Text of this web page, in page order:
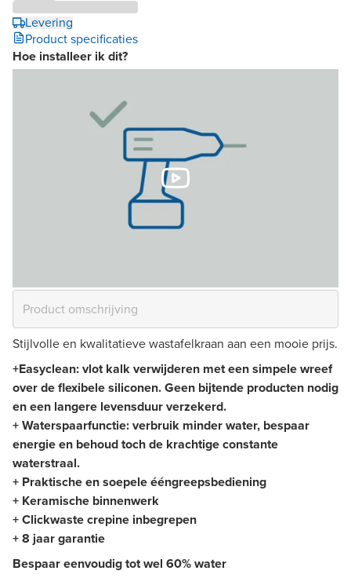
Levering
Product specificaties
Hoe installeer ik dit?
Stijlvolle en kwalitatieve wastafelkraan aan een mooie prijs.
+Easyclean: vlot kalk verwijderen met een simpele wreef
over de flexibele siliconen. Geen bijtende producten nodig
en een langere levensduur verzekerd.
+ Waterspaarfunctie: verbruik minder water, bespaar
energie en behoud toch de krachtige constante
waterstraal.
+ Praktische en soepele ééngreepsbediening
+ Keramische binnenwerk
+ Clickwaste crepine inbegrepen
+ 8 jaar garantie
Bespaar eenvoudig tot wel 60% water